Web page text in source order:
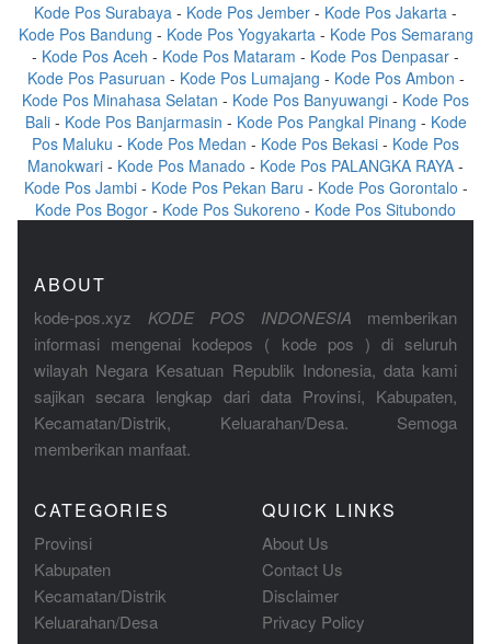
Kode Pos Surabaya - Kode Pos Jember - Kode Pos Jakarta -
Kode Pos Bandung - Kode Pos Yogyakarta- Kode Pos Semarang
- Kode Pos Aceh - Kode Pos Mataram - Kode Pos Denpasar -
Kode Pos Pasuruan - Kode Pos Lumajang - Kode Pos Ambon -
Kode Pos Minahasa Selatan - Kode Pos Banyuwangi - Kode Pos
Bali- Kode Pos Banjarmasin - Kode Pos Pangkal Pinang - Kode
Pos Maluku - Kode Pos Medan - Kode Pos Bekasi - Kode Pos
Manokwari - Kode Pos Manado - Kode Pos PALANGKA RAYA -
Kode Pos Jambi- Kode Pos Pekan Baru - Kode Pos Gorontalo -
Kode Pos Bogor - Kode Pos Sukoreno - Kode Pos Situbondo
ABOUT
kode-pos.xyz KODE POS INDONESIA memberikan
informasi mengenai kodepos ( kode pos ) di seluruh
wilayah Negara Kesatuan Republik Indonesia, data kami
sajikan secara lengkap dari data Provinsi, Kabupaten,
Kecamatan/Distrik, Keluarahan/Desa. Semoga
memberikan manfaat.
CATEGORIES
Provinsi
Kabupaten
Kecamatan/Distrik
Keluarahan/Desa
QUICK LINKS
About Us
Contact Us
Disclaimer
Privacy Policy